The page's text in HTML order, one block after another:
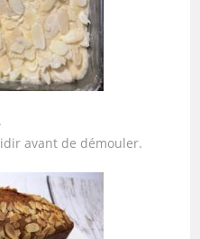
avant de démouler.